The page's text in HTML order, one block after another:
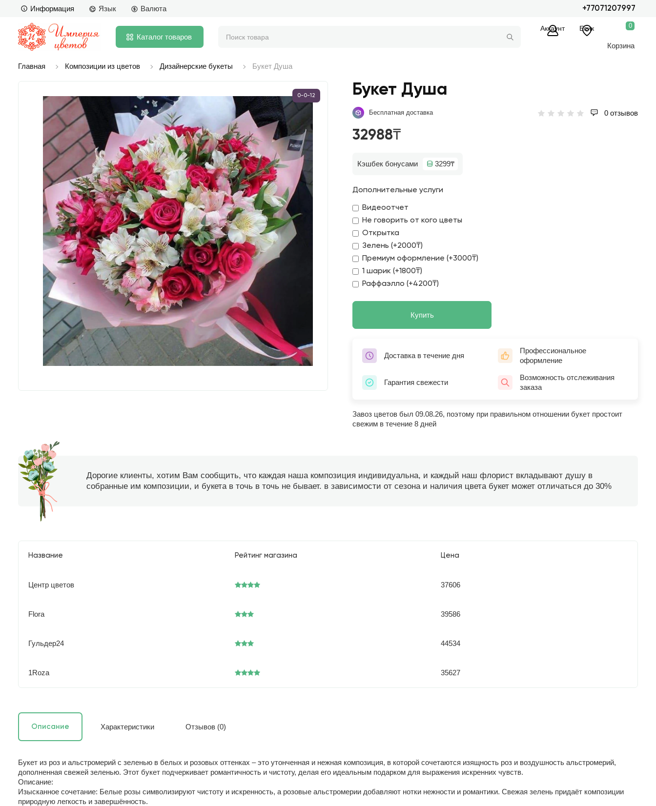
Информация Язык Валюта +77071207997
Каталог товаров
Аккаунт Есик 0
Корзина
Главная Композиции из цветов Дизайнерские букеты Букет Душа
0-0-12 Букет Душа
Бесплатная доставка 0 отзывов
32988₸
Кэшбек бонусами 3299₸
Дополнительные услуги
Видеоотчет
Не говорить от кого цветы
Открытка
Зелень (+2000₸)
Премиум оформление (+3000₸)
1 шарик (+1800₸)
Раффаэлло (+4200₸)
Купить
Доставка в течение дня
Профессиональное
оформление
Гарантия свежести
Возможность отслеживания
заказа
Завоз цветов был 09.08.26, поэтому при правильном отношении букет простоит
свежим в течение 8 дней
Дорогие клиенты, хотим Вам сообщить, что каждая наша композиция индивидуальна, и каждый наш флорист вкладывают душу в
собранные им композиции, и букета в точь в точь не бывает. в зависимости от сезона и наличия цвета букет может отличаться до 30%
Название Рейтинг магазина Цена
Центр цветов 37606
Flora 39586
Гульдер24 44534
1Roza 35627
Описание Характеристики Отзывов (0)
Букет из роз и альстромерий с зеленью в белых и розовых оттенках – это утонченная и нежная композиция, в которой сочетаются изящность роз и воздушность альстромерий,
дополненная свежей зеленью. Этот букет подчеркивает романтичность и чистоту, делая его идеальным подарком для выражения искренних чувств.
Описание:
Изысканное сочетание: Белые розы символизируют чистоту и искренность, а розовые альстромерии добавляют нотки нежности и романтики. Свежая зелень придаёт композиции
природную легкость и завершённость.